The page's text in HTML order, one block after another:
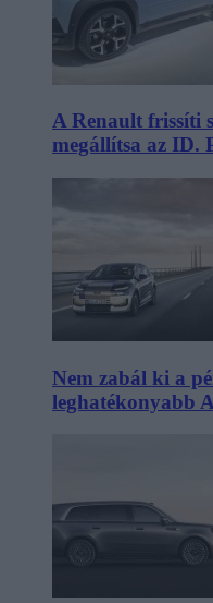
A Renault frissíti
megállítsa az ID.
Nem zabál ki a
leghatékonyabb